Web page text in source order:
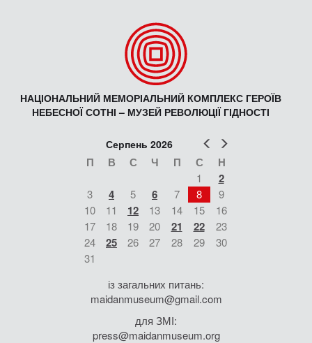
НАЦІОНАЛЬНИЙ МЕМОРІАЛЬНИЙ КОМПЛЕКС ГЕРОЇВ
НЕБЕСНОЇ СОТНІ – МУЗЕЙ РЕВОЛЮЦІЇ ГІДНОСТІ
Попер
Серпень 2026
П В С Ч П С Н
1 2
3 4 5 6 7 8
9
10
11 12 13 14 15
16
17
18 19 20 21 22
23
24
25 26 27 28 29
30
31
із загальних питань:
maidanmuseum@gmail.com
для ЗМІ:
press@maidanmuseum.org